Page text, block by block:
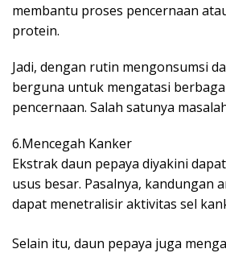
membantu proses pencernaan
protein.
Jadi, dengan rutin mengonsumsi
berguna untuk mengatasi
pencernaan. Salah satunya
6.Mencegah Kanker
Ekstrak daun pepaya diyakini
usus besar. Pasalnya, kandungan
dapat menetralisir aktivitas sel
Selain itu, daun pepaya juga